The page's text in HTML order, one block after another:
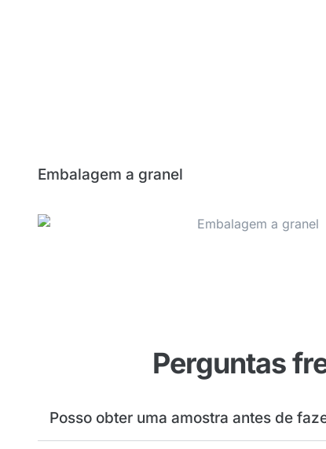
Embalagem a granel
Perguntas
Posso obter uma amostra antes de